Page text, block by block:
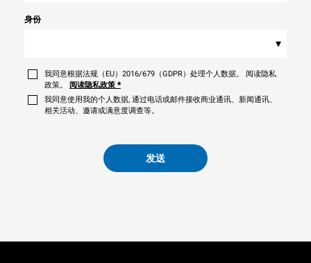
身份
▾
我同意根据法规（EU）2016/679（GDPR）处理个人数据。 阅读隐私
政策。
阅读隐私政策 *
我同意使用我的个人数据, 通过电话或邮件接收商业通讯、新闻通讯、
相关活动、邀请或满意度调查等。
发送